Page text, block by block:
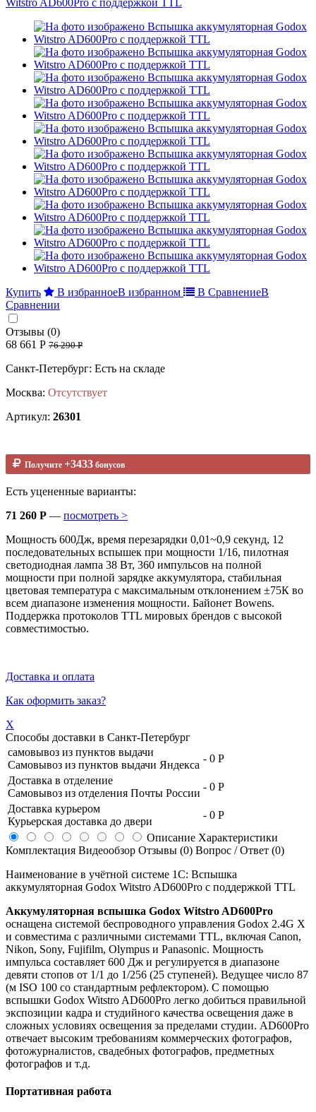
Купить В избранноеВ избранном В СравнениеВ
Сравнении
Отзывы (0)
68 661 Р 76 290 Р
Санкт-Петербург: Есть на складе
Москва: Отсутствует
Артикул: 26301
Получите +3433 бонусов
Есть уцененные варианты:
71 260 Р — посмотреть >
Мощность 600Дж, время перезарядки 0,01~0,9 секунд, 12
последовательных вспышек при мощности 1/16, пилотная
светодиодная лампа 38 Вт, 360 импульсов на полной
мощности при полной зарядке аккумулятора, стабильная
цветовая температура с максимальным отклонением ±75К во
всем диапазоне изменения мощности. Байонет Bowens.
Поддержка протоколов TTL мировых брендов с высокой
совместимостью.
Доставка и оплата
Как оформить заказ?
X
Способы доставки в Санкт-Петербург
самовывоз из пунктов выдачи
Самовывоз из пунктов выдачи Яндекса
- 0 Р
Доставка в отделение
Самовывоз из отделения Почты России
- 0 Р
Доставка курьером
Курьерская доставка до двери
- 0 Р
Описание Характеристики
Комплектация Видеообзор Отзывы (0) Вопрос / Ответ (0)
Наименование в учётной системе 1С: Вспышка
аккумуляторная Godox Witstro AD600Pro с поддержкой TTL
Аккумуляторная вспышка Godox Witstro AD600Pro
оснащена системой беспроводного управления Godox 2.4G X
и совместима с различными системами TTL, включая Canon,
Nikon, Sony, Fujifilm, Olympus и Panasonic. Мощность
импульса составляет 600 Дж и регулируется в диапазоне
девяти стопов от 1/1 до 1/256 (25 ступеней). Ведущее число 87
(м ISO 100 со стандартным рефлектором). С помощью
вспышки Godox Witstro AD600Pro легко добиться правильной
экспозиции кадра и студийного качества освещения даже в
сложных условиях освещения за пределами студии. AD600Pro
отвечает высоким требованиям коммерческих фотографов,
фотожурналистов, свадебных фотографов, предметных
фотографов и т.д.
Портативная работа